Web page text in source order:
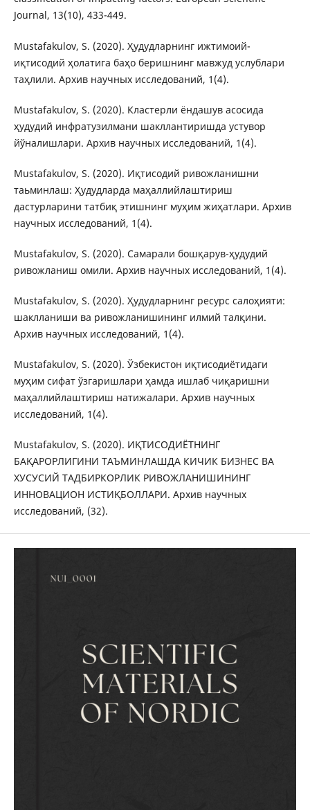
Journal, 13(10), 433-449.
Mustafakulov, S. (2020). Ҳудудларнинг ижтимоий-
иқтисодий ҳолатига баҳо беришнинг мавжуд услублари
таҳлили. Архив научных исследований, 1(4).
Mustafakulov, S. (2020). Кластерли ёндашув асосида
ҳудудий инфратузилмани шакллантиришда устувор
йўналишлари. Архив научных исследований, 1(4).
Mustafakulov, S. (2020). Иқтисодий ривожланишни
таьминлаш: Ҳудудларда маҳаллийлаштириш
дастурларини татбиқ этишнинг муҳим жиҳатлари. Архив
научных исследований, 1(4).
Mustafakulov, S. (2020). Самарали бошқарув-ҳудудий
ривожланиш омили. Архив научных исследований, 1(4).
Mustafakulov, S. (2020). Ҳудудларнинг ресурс салоҳияти:
шаклланиши ва ривожланишининг илмий талқини.
Архив научных исследований, 1(4).
Mustafakulov, S. (2020). Ўзбекистон иқтисодиётидаги
муҳим сифат ўзгаришлари ҳамда ишлаб чиқаришни
маҳаллийлаштириш натижалари. Архив научных
исследований, 1(4).
Mustafakulov, S. (2020). ИҚТИСОДИЁТНИНГ
БАҚАРОРЛИГИНИ ТАЪМИНЛАШДА КИЧИК БИЗНЕС ВА
ХУСУСИЙ ТАДБИРКОРЛИК РИВОЖЛАНИШИНИНГ
ИННОВАЦИОН ИСТИҚБОЛЛАРИ. Архив научных
исследований, (32).